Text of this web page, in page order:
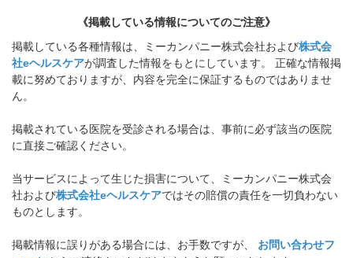
《掲載している情報についてのご注意》
掲載している各種情報は、ミーカンパニー株式会社および株式会
社eヘルスケアが調査した情報をもとにしています。 正確な情報掲
載に努めておりますが、内容を完全に保証するものではありませ
ん。
掲載されている医院を受診される場合は、事前に必ず該当の医院
に直接ご確認ください。
当サービスによって生じた損害について、ミーカンパニー株式会
社および株式会社eヘルスケアではその賠償の責任を一切負わない
ものとします。
掲載情報に誤りがある場合には、お手数ですが、
お問い合わせフ